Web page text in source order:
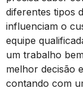
diferentes tipos
influenciam o
equipe
um trabalho
melhor decisão
contando com